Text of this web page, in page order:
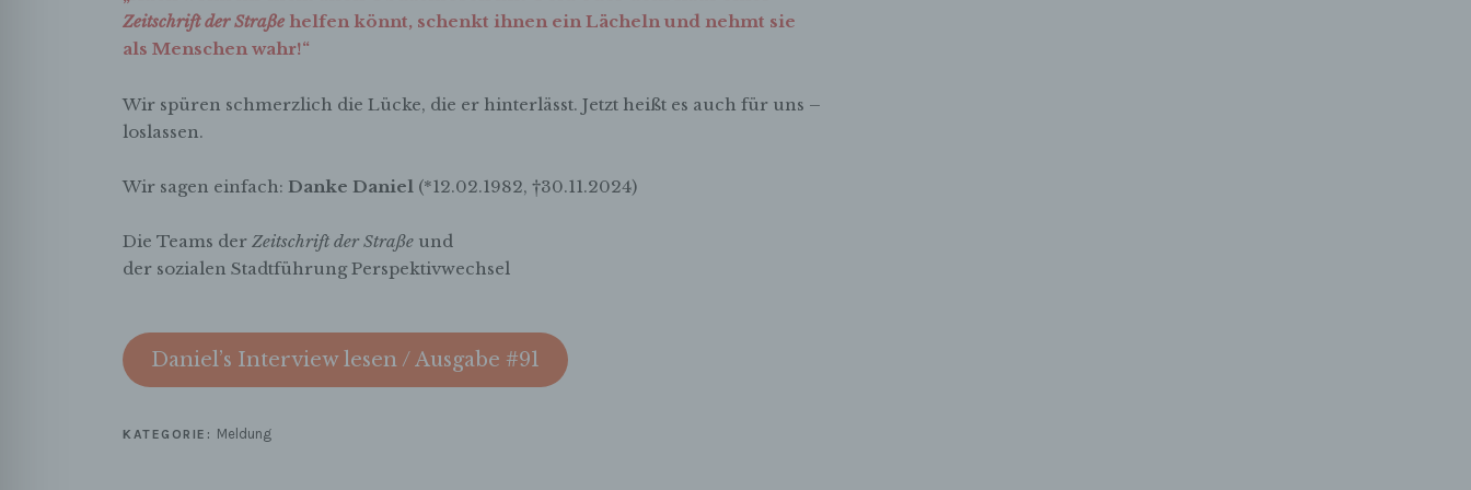
Zeitschrift der Straße helfen könnt, schenkt ihnen ein Lächeln und nehmt sie
als Menschen wahr!“
Wir spüren schmerzlich die Lücke, die er hinterlässt. Jetzt heißt es auch für uns –
loslassen.
Wir sagen einfach: Danke Daniel (*12.02.1982, †30.11.2024)
Die Teams der Zeitschrift der Straße und
der sozialen Stadtführung Perspektivwechsel
Daniel’s Interview lesen / Ausgabe #91
KATEGORIE: Meldung
ausgeführte Vorgang oder jede solche Vorgangsreihe im
Zusammenhang mit personenbezogenen Daten wie das Erheben,
Verwendung, die Offenlegung durch Übermittlung, Verbreitung oder
d) Einschränkung der Verarbeitung
personenbezogener Daten mit dem Ziel, ihre künftige Verarbeitung
einzuschränken.